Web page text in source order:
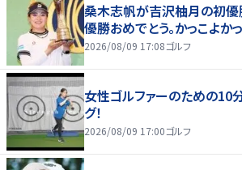
桑木志帆が吉沢柚月の初優
優勝おめでとう。かっこよかっ
2026/08/09 17:08ゴルフ
女性ゴルファーのための10
グ！
2026/08/09 17:00ゴルフ